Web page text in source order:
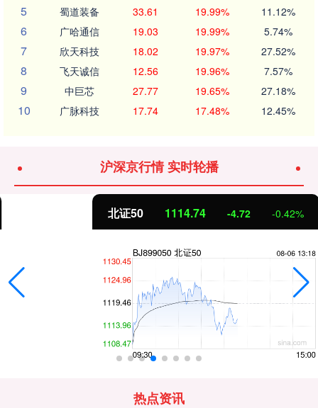
5 蜀道装备 33.61 19.99% 11.12%
6 广哈通信 19.03 19.99% 5.74%
7 欣天科技 18.02 19.97% 27.52%
8 飞天诚信 12.56 19.96% 7.57%
9 中巨芯 27.77 19.65% 27.18%
10 广脉科技 17.74 17.48% 12.45%
沪深京行情 实时轮播
1114.74 -4.72 -0.42%
热点资讯